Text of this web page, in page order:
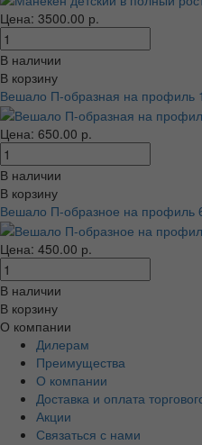
Цена: 3500.00 р.
В наличии
В корзину
Вешало П-образная на профиль
Цена: 650.00 р.
В наличии
В корзину
Вешало П-образное на профиль
Цена: 450.00 р.
В наличии
В корзину
О компании
Дилерам
Преимущества
О компании
Доставка и оплата
Акции
Связаться с нами